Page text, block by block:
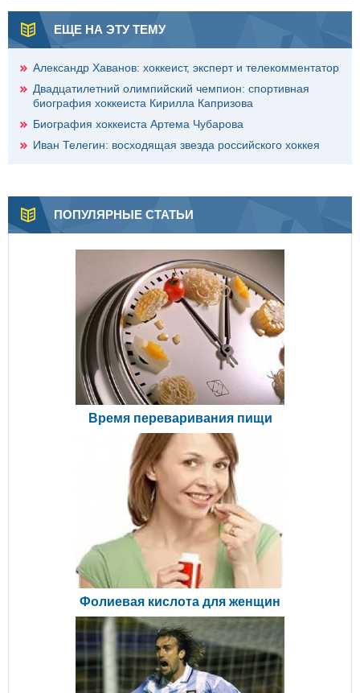
ЕЩЕ НА ЭТУ ТЕМУ
Александр Хаванов: хоккеист, эксперт и телекомментатор
Двадцатилетний олимпийский чемпион: спортивная
биография хоккеиста Кирилла Капризова
Биография хоккеиста Артема Чубарова
Иван Телегин: восходящая звезда российского хоккея
ПОПУЛЯРНЫЕ СТАТЬИ
Время переваривания пищи
Фолиевая кислота для женщин